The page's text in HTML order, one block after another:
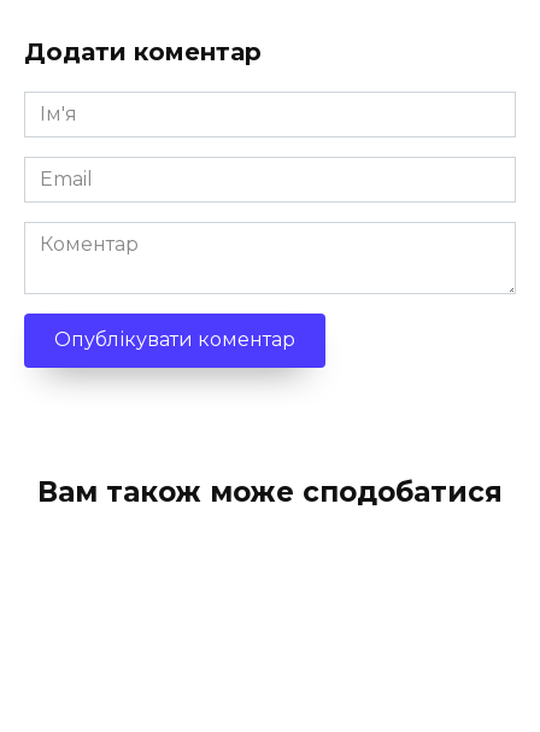
Додати коментар
Ім'я
*
Email
*
Коментар
Вам також може сподобатися